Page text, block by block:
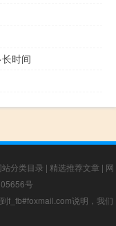
时间
站分类目录 | 精选推荐文章 | 网
号
f_fb#foxmail.com说明，我们